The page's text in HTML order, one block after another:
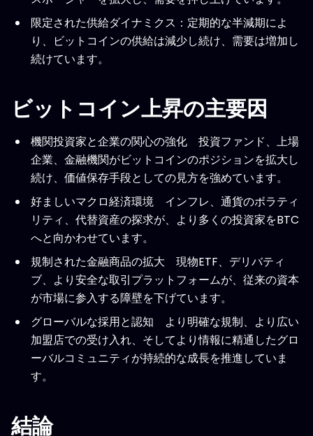
限定された供給ダイナミクス：定期的な半減期によ
り、ビットコインの供給は減少し続け、需要は増加し
続けています。
ビットコイン上昇の主要因
機関投資家と企業の関心の強化 投資ファンド、上場
企業、金融機関がビットコインのポジションを拡大し
続け、価値保存手段としての見方を強めています。
好ましいマクロ経済環境 インフレ、通貨のボラティ
リティ、代替資産の探求が、より多くの投資家をBTC
へと向かわせています。
規制された金融商品の拡大 現物ETF、デリバティ
ブ、より安全な取引プラットフォームが、従来の資本
が市場に参入する障壁を下げています。
グローバルな採用と認知 より明確な規制、より広い
加盟店での受け入れ、そしてより情報に精通したグロ
ーバルコミュニティが持続的な成長を推進していま
す。
結論